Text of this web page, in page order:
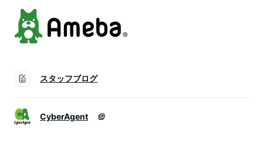
スタッフブログ
CyberAgent